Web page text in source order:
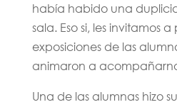
había habido una
sala. Eso si, les invitamos
exposiciones de las
animaron a
Una de las alumnas hizo